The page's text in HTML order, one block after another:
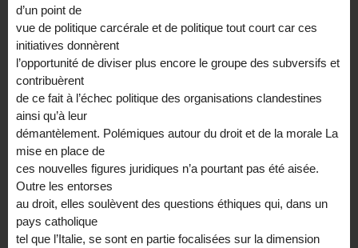
d’un point de
vue de politique carcérale et de politique tout court car ces
initiatives donnèrent
l’opportunité de diviser plus encore le groupe des subversifs et
contribuèrent
de ce fait à l’échec politique des organisations clandestines
ainsi qu’à leur
démantèlement. Polémiques autour du droit et de la morale La
mise en place de
ces nouvelles figures juridiques n’a pourtant pas été aisée.
Outre les entorses
au droit, elles soulèvent des questions éthiques qui, dans un
pays catholique
tel que l’Italie, se sont en partie focalisées sur la dimension